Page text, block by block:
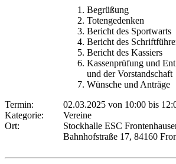
Begrüßung
Totengedenken
Bericht des Sportwarts
Bericht des
Bericht des Kassiers
Kassenprüfung und
und der Vorstandschaft
Wünsche und Anträge
Termin:
02.03.2025 von 10:00 bis
Kategorie:
Vereine
Ort:
Stockhalle ESC
Bahnhofstraße 17, 84160